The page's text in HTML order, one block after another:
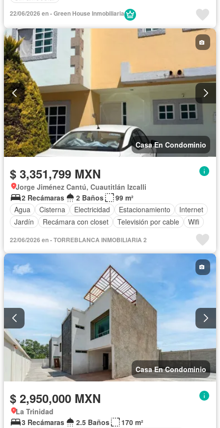
22/06/2026 en - Green House Inmobiliaria
Casa En Condominio
$ 3,351,799 MXN
Jorge Jiménez Cantú, Cuautitlán Izcalli
2 Recámaras
2 Baños
99 m²
Agua
Cisterna Electricidad Estacionamiento
Internet
Jardín
Recámara con closet Televisión por cable Wifi
22/06/2026 en - TORREBLANCA INMOBILIARIA 2
Casa En Condominio
$ 2,950,000 MXN
La Trinidad
3 Recámaras
2.5 Baños
170 m²